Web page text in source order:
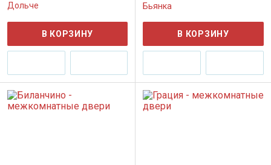
Дольче
В КОРЗИНУ
Бьянка
В КОРЗИНУ